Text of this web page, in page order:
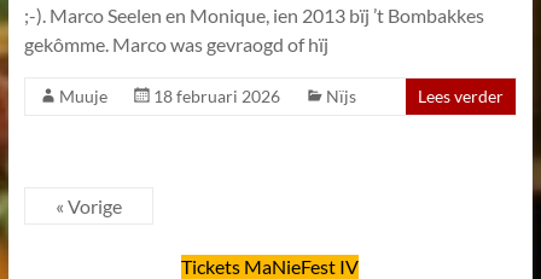
;-). Marco Seelen en Monique, ien 2013 bïj ’t Bombakkes
gekômme. Marco was gevraogd of hïj
Muuje 18 februari 2026 Nïjs Lees verder
« Vorige
Tickets MaNieFest IV